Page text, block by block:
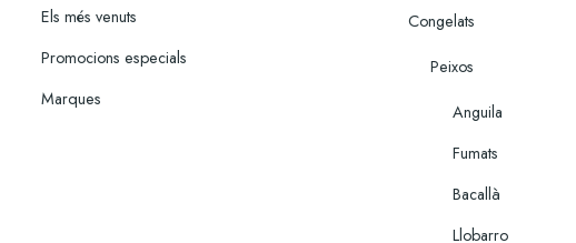
Els més venuts
Promocions especials
Marques
Congelats
Peixos
Anguila
Fumats
Bacallà
Llobarro